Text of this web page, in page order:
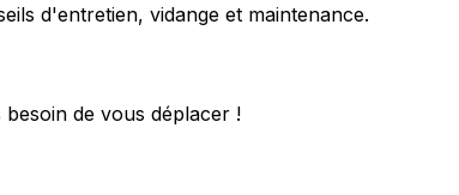
d'entretien, vidange et maintenance.
de vous déplacer !